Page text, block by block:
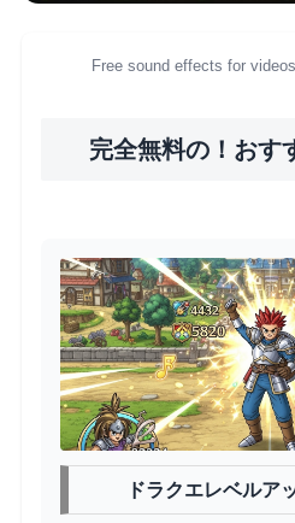
Free sound effects for
完全無料の！おす
ドラクエレベルア